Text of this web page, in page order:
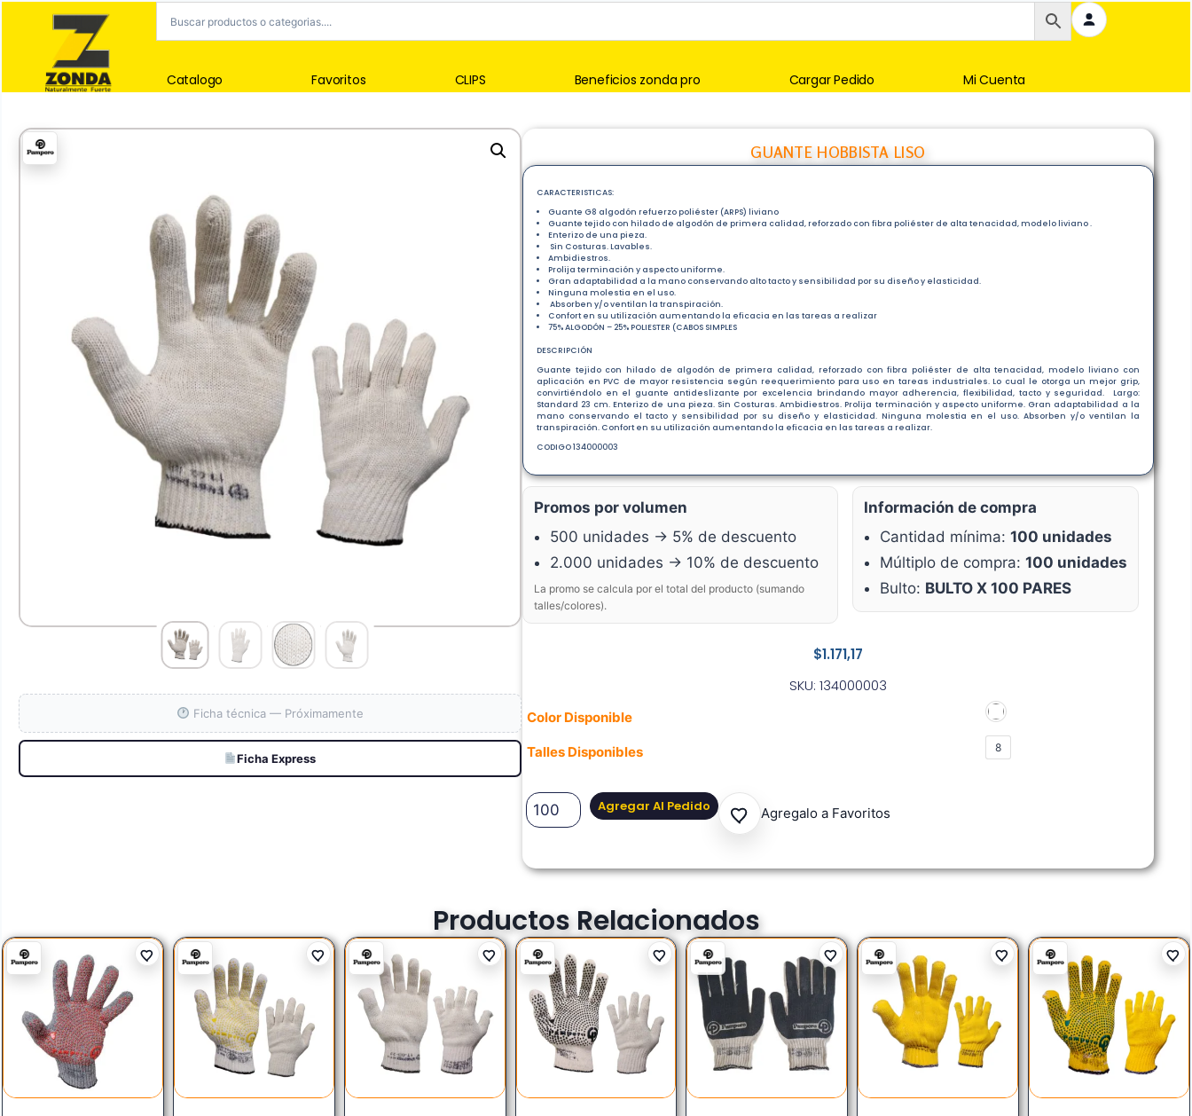
Catalogo Favoritos CLIPS Beneficios zonda pro Cargar Pedido Mi Cuenta
GUANTE HOBBISTA LISO
$1.171,17
CARACTERISTICAS:
Guante G8 algodón refuerzo poliéster (ARPS) liviano
Guante tejido con hilado de algodón de primera calidad, reforzado con fibra poliéster de alta tenacidad, modelo liviano .
Enterizo de una pieza.
Sin Costuras. Lavables.
Ambidiestros.
Prolija terminación y aspecto uniforme.
Gran adaptabilidad a la mano conservando alto tacto y sensibilidad por su diseño y elasticidad.
Ninguna molestia en el uso.
Absorben y/o ventilan la transpiración.
Confort en su utilización aumentando la eficacia en las tareas a realizar
75% ALGODÓN – 25% POLIESTER (CABOS SIMPLES
DESCRIPCIÓN
Guante tejido con hilado de algodón de primera calidad, reforzado con fibra poliéster de alta tenacidad, modelo liviano con
aplicación en PVC de mayor resistencia según reequerimiento para uso en tareas industriales. Lo cual le otorga un mejor grip,
convirtiéndolo en el guante antideslizante por excelencia brindando mayor adherencia, flexibilidad, tacto y seguridad. Largo:
Standard 23 cm. Enterizo de una pieza. Sin Costuras. Ambidiestros. Prolija terminación y aspecto uniforme. Gran adaptabilidad a la
mano conservando el tacto y sensibilidad por su diseño y elasticidad. Ninguna molestia en el uso. Absorben y/o ventilan la
transpiración. Confort en su utilización aumentando la eficacia en las tareas a realizar.
CODIGO 134000003
SKU: 134000003
Color Disponible
Talles Disponibles 8
Agregar Al Pedido Agregalo a Favoritos
Promos por volumen
500 unidades → 5% de descuento
2.000 unidades → 10% de descuento
La promo se calcula por el total del producto (sumando
talles/colores).
Información de compra
Cantidad mínima:100 unidades
Múltiplo de compra:100 unidades
Bulto: BULTO X 100 PARES
Ficha técnica — Próximamente
Ficha Express
Productos Relacionados